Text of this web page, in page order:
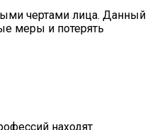
чертами лица. Данный
меры и потерять
находят